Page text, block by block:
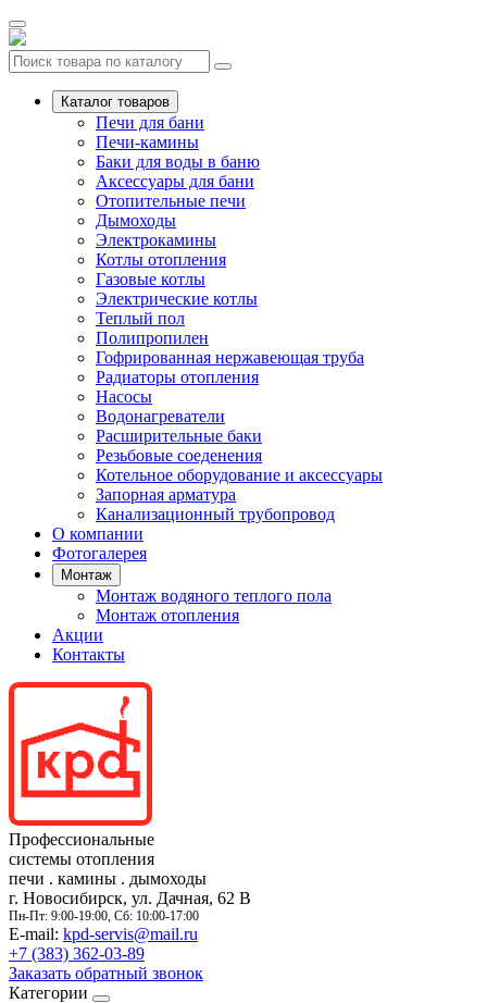
Каталог товаров
Печи для бани
Печи-камины
Баки для воды в баню
Аксессуары для бани
Отопительные печи
Дымоходы
Электрокамины
Котлы отопления
Газовые котлы
Электрические котлы
Теплый пол
Полипропилен
Гофрированная нержавеющая труба
Радиаторы отопления
Насосы
Водонагреватели
Расширительные баки
Резьбовые соеденения
Котельное оборудование и аксессуары
Запорная арматура
Канализационный трубопровод
О компании
Фотогалерея
Монтаж
Монтаж водяного теплого пола
Монтаж отопления
Акции
Контакты
Профессиональные
системы отопления
печи . камины . дымоходы
г. Новосибирск, ул. Дачная, 62 В
Пн-Пт: 9:00-19:00, Сб: 10:00-17:00
E-mail: kpd-servis@mail.ru
+7 (383) 362-03-89
Заказать обратный звонок
Категории